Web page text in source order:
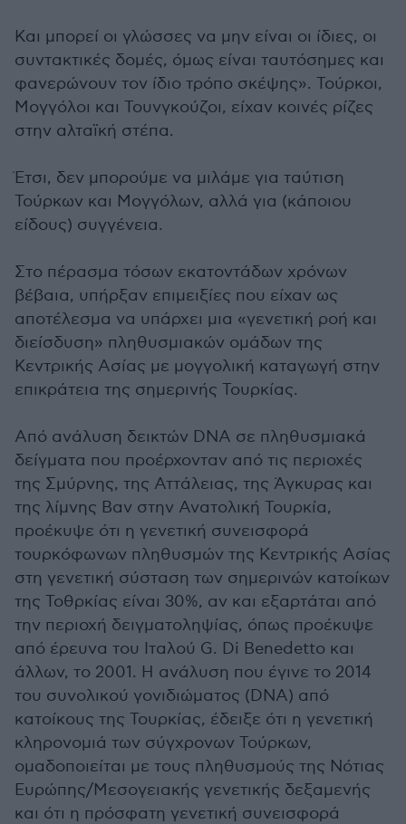
Και μπορεί οι γλώσσες να μην είναι οι ίδιες, οι
συντακτικές δομές, όμως είναι ταυτόσημες και
φανερώνουν τον ίδιο τρόπο σκέψης». Τούρκοι,
Μογγόλοι και Τουνγκούζοι, είχαν κοινές ρίζες
στην αλταϊκή στέπα.
Έτσι, δεν μπορούμε να μιλάμε για ταύτιση
Τούρκων και Μογγόλων, αλλά για (κάποιου
είδους) συγγένεια.
Στο πέρασμα τόσων εκατοντάδων χρόνων
βέβαια, υπήρξαν επιμειξίες που είχαν ως
αποτέλεσμα να υπάρχει μια «γενετική ροή και
διείσδυση» πληθυσμιακών ομάδων της
Κεντρικής Ασίας με μογγολική καταγωγή στην
επικράτεια της σημερινής Τουρκίας.
Από ανάλυση δεικτών DNA σε πληθυσμιακά
δείγματα που προέρχονταν από τις περιοχές
της Σμύρνης, της Αττάλειας, της Άγκυρας και
της λίμνης Βαν στην Ανατολική Τουρκία,
προέκυψε ότι η γενετική συνεισφορά
τουρκόφωνων πληθυσμών της Κεντρικής Ασίας
στη γενετική σύσταση των σημερινών κατοίκων
της Τοθρκίας είναι 30%, αν και εξαρτάται από
την περιοχή δειγματοληψίας, όπως προέκυψε
από έρευνα του Ιταλού G. Di Benedetto και
άλλων, το 2001. Η ανάλυση που έγινε το 2014
του συνολικού γονιδιώματος (DNA) από
κατοίκους της Τουρκίας, έδειξε ότι η γενετική
κληρονομιά των σύγχρονων Τούρκων,
ομαδοποιείται με τους πληθυσμούς της Νότιας
Ευρώπης/Μεσογειακής γενετικής δεξαμενής
και ότι η πρόσφατη γενετική συνεισφορά